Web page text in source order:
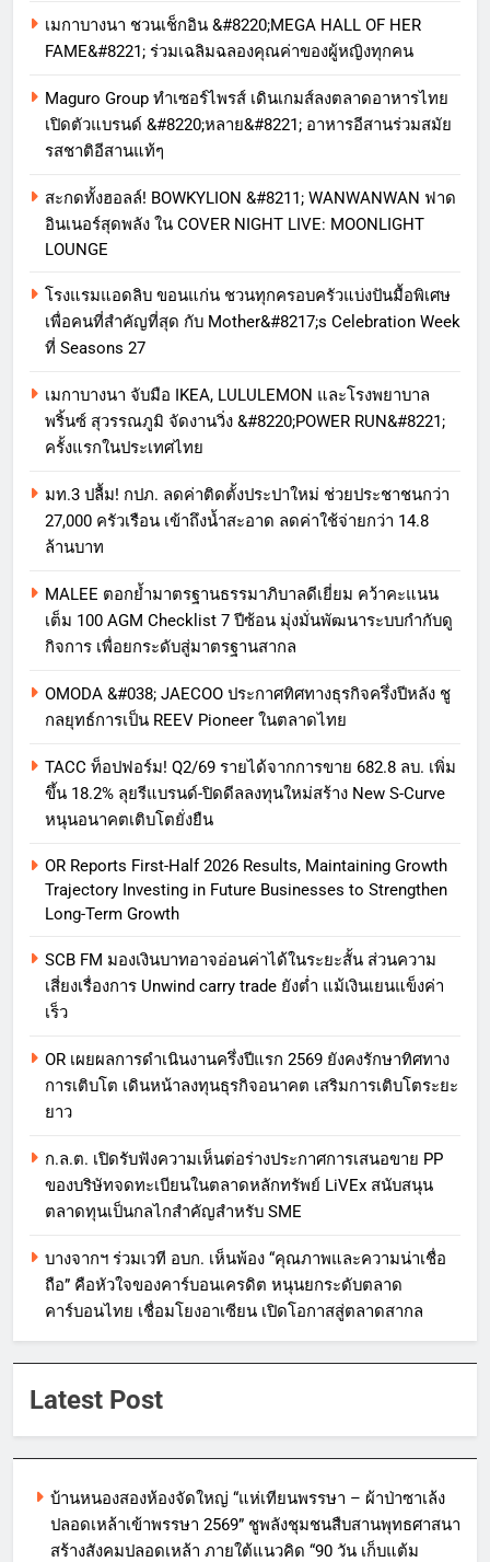
เมกาบางนา ชวนเช็กอิน &#8220;MEGA HALL OF HER
FAME&#8221; ร่วมเฉลิมฉลองคุณค่าของผู้หญิงทุกคน
Maguro Group ทำเซอร์ไพรส์ เดินเกมส์ลงตลาดอาหารไทย
เปิดตัวแบรนด์ &#8220;หลาย&#8221; อาหารอีสานร่วมสมัย
รสชาติอีสานแท้ๆ
สะกดทั้งฮอลล์! BOWKYLION &#8211; WANWANWAN ฟาด
อินเนอร์สุดพลัง ใน COVER NIGHT LIVE: MOONLIGHT
LOUNGE
โรงแรมแอดลิบ ขอนแก่น ชวนทุกครอบครัวแบ่งปันมื้อพิเศษ
เพื่อคนที่สำคัญที่สุด กับ Mother&#8217;s Celebration Week
ที่ Seasons 27
เมกาบางนา จับมือ IKEA, LULULEMON และโรงพยาบาล
พริ้นซ์ สุวรรณภูมิ จัดงานวิ่ง &#8220;POWER RUN&#8221;
ครั้งแรกในประเทศไทย
มท.3 ปลื้ม! กปภ. ลดค่าติดตั้งประปาใหม่ ช่วยประชาชนกว่า
27,000 ครัวเรือน เข้าถึงน้ำสะอาด ลดค่าใช้จ่ายกว่า 14.8
ล้านบาท
MALEE ตอกย้ำมาตรฐานธรรมาภิบาลดีเยี่ยม คว้าคะแนน
เต็ม 100 AGM Checklist 7 ปีซ้อน มุ่งมั่นพัฒนาระบบกำกับดู
กิจการ เพื่อยกระดับสู่มาตรฐานสากล
OMODA &#038; JAECOO ประกาศทิศทางธุรกิจครึ่งปีหลัง ชู
กลยุทธ์การเป็น REEV Pioneer ในตลาดไทย
TACC ท็อปฟอร์ม! Q2/69 รายได้จากการขาย 682.8 ลบ. เพิ่ม
ขึ้น 18.2% ลุยรีแบรนด์-ปิดดีลลงทุนใหม่สร้าง New S-Curve
หนุนอนาคตเติบโตยั่งยืน
OR Reports First-Half 2026 Results, Maintaining Growth
Trajectory Investing in Future Businesses to Strengthen
Long-Term Growth
SCB FM มองเงินบาทอาจอ่อนค่าได้ในระยะสั้น ส่วนความ
เสี่ยงเรื่องการ Unwind carry trade ยังต่ำ แม้เงินเยนแข็งค่า
เร็ว
OR เผยผลการดำเนินงานครึ่งปีแรก 2569 ยังคงรักษาทิศทาง
การเติบโต เดินหน้าลงทุนธุรกิจอนาคต เสริมการเติบโตระยะ
ยาว
ก.ล.ต. เปิดรับฟังความเห็นต่อร่างประกาศการเสนอขาย PP
ของบริษัทจดทะเบียนในตลาดหลักทรัพย์ LiVEx สนับสนุน
ตลาดทุนเป็นกลไกสำคัญสำหรับ SME
บางจากฯ ร่วมเวที อบก. เห็นพ้อง “คุณภาพและความน่าเชื่อ
ถือ” คือหัวใจของคาร์บอนเครดิต หนุนยกระดับตลาด
คาร์บอนไทย เชื่อมโยงอาเซียน เปิดโอกาสสู่ตลาดสากล
Latest Post
บ้านหนองสองห้องจัดใหญ่ “แห่เทียนพรรษา – ผ้าป่าซาเล้ง
ปลอดเหล้าเข้าพรรษา 2569” ชูพลังชุมชนสืบสานพุทธศาสนา
สร้างสังคมปลอดเหล้า ภายใต้แนวคิด “90 วัน เก็บแต้ม